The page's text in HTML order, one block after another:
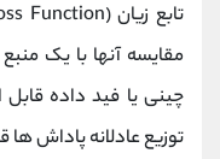
مقایسه آنها با یک
چینی یا فید داده قابل
توزیع عادلانه پاداش‌ ها